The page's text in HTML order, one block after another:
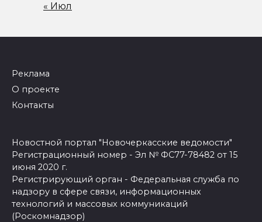
« Июл
Реклама
О проекте
Контакты
Новостной портал "Новочеркасские ведомости"
Регистрационный номер - Эл № ФС77-78482 от 15
июня 2020 г.
Регистрирующий орган - Федеральная служба по
надзору в сфере связи, информационных
технологий и массовых коммуникаций
(Роскомнадзор)